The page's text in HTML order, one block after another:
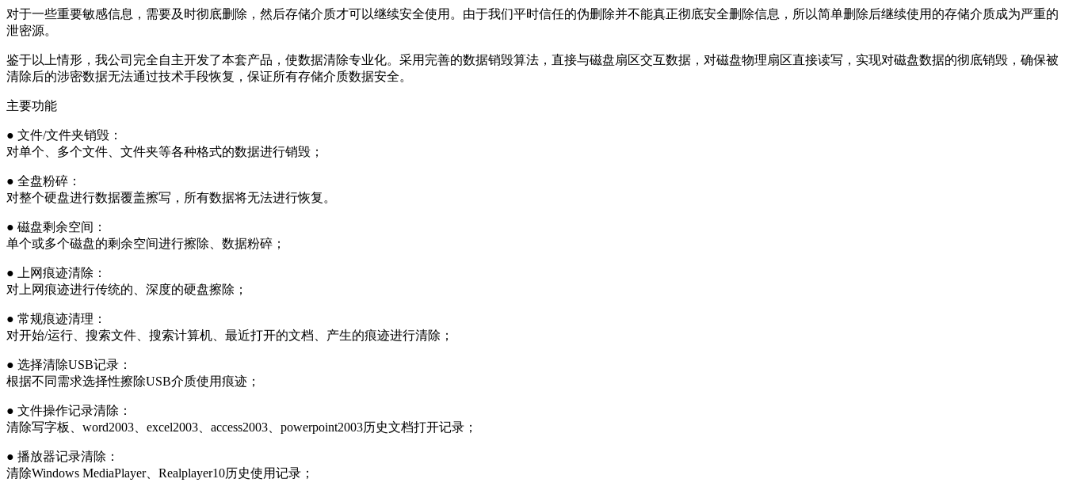
对于一些重要敏感信息，需要及时彻底删除，然后存储介质才可以继续安全使用。由于我们平时信任的伪删除并不能真正彻底安全删除信息，所以简单删除后继续使用的存储介质成为严重的
泄密源。
鉴于以上情形，我公司完全自主开发了本套产品，使数据清除专业化。采用完善的数据销毁算法，直接与磁盘扇区交互数据，对磁盘物理扇区直接读写，实现对磁盘数据的彻底销毁，确保被
清除后的涉密数据无法通过技术手段恢复，保证所有存储介质数据安全。
主要功能
● 文件/文件夹销毁：
对单个、多个文件、文件夹等各种格式的数据进行销毁；
● 全盘粉碎：
对整个硬盘进行数据覆盖擦写，所有数据将无法进行恢复。
● 磁盘剩余空间：
单个或多个磁盘的剩余空间进行擦除、数据粉碎；
● 上网痕迹清除：
对上网痕迹进行传统的、深度的硬盘擦除；
● 常规痕迹清理：
对开始/运行、搜索文件、搜索计算机、最近打开的文档、产生的痕迹进行清除；
● 选择清除USB记录：
根据不同需求选择性擦除USB介质使用痕迹；
● 文件操作记录清除：
清除写字板、word2003、excel2003、access2003、powerpoint2003历史文档打开记录；
● 播放器记录清除：
清除Windows MediaPlayer、Realplayer10历史使用记录；